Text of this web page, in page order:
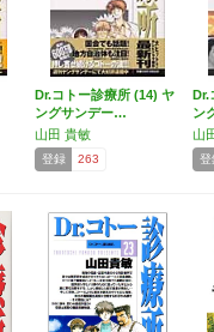
Dr.コトー診療所 (14) ヤ
ングサンデー…
山田 貴敏
登録 263
Dr.
ン
山
登